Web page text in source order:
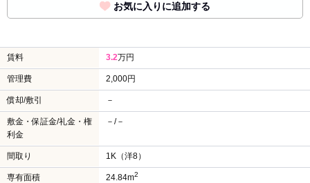
お気に入りに追加する
賃料 3.2万円
管理費 2,000円
償却/敷引 －
敷金・保証金/礼金・権
利金
－/－
間取り 1K（洋8）
専有面積 24.84m2